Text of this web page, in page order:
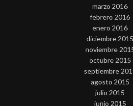
marzo 2016
febrero 2016
enero 2016
diciembre 2015
noviembre
octubre 2015
septiembre
agosto 2015
julio 2015
junio 2015